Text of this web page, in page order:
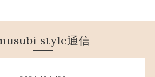
style通信